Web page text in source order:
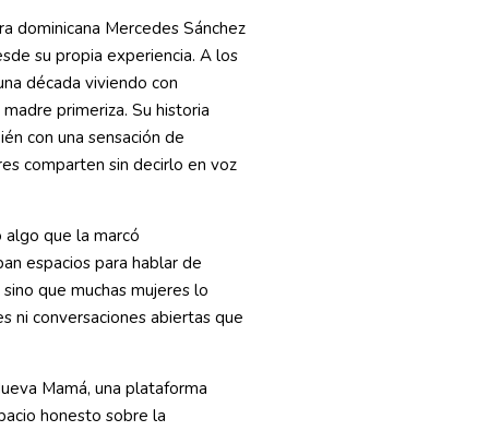
dominicana Mercedes Sánchez
su propia experiencia. A los
década viviendo con
primeriza. Su historia
con una sensación de
comparten sin decirlo en voz
algo que la marcó
espacios para hablar de
que muchas mujeres lo
ni conversaciones abiertas que
Mamá, una plataforma
honesto sobre la